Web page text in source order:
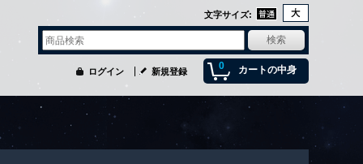
文字サイズ:
0 カートの中身
ログイン 新規登録